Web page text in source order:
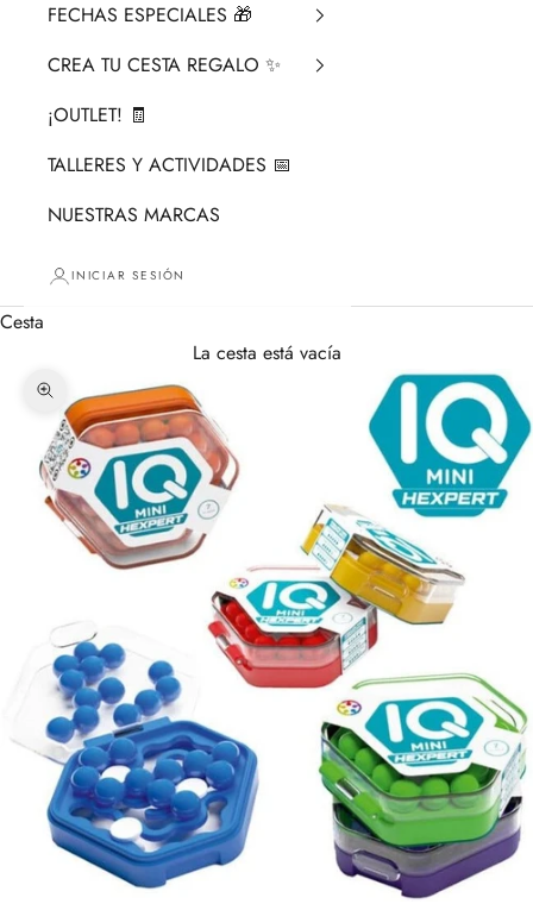
FECHAS ESPECIALES 🎁
CREA TU CESTA REGALO ✨
¡OUTLET! 🧾
TALLERES Y ACTIVIDADES 📅
NUESTRAS MARCAS
INICIAR SESIÓN
Cesta
La cesta está vacía
Zoom